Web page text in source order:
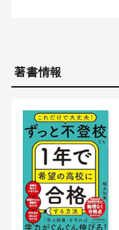
著書情報